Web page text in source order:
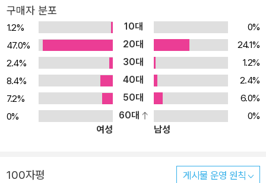
구매자 분포
1.2% 10대
0%
47.0%
20대
24.1%
2.4%
30대
1.2%
8.4%
40대
2.4%
7.2%
50대
6.0%
0%
60대
0%
여성
남성
100자평 게시물 운영 원칙